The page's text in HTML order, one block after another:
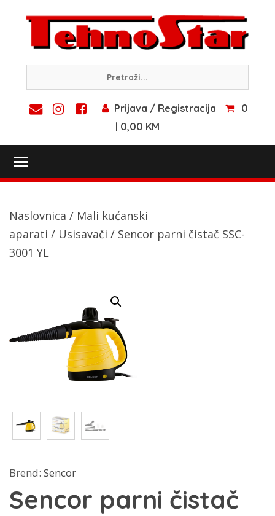
content
Prijava / Registracija
0
| 0,00 KM
Naslovnica / Mali kućanski
aparati / Usisavači / Sencor parni čistač SSC-
3001 YL
Brend: Sencor
Sencor parni čistač